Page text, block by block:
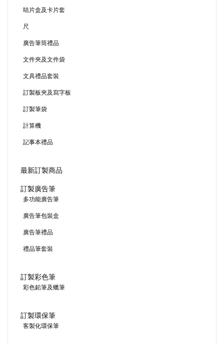
咭片盒及卡片套
尺
廣告筆筒禮品
文件夾及文件袋
文具禮品套裝
訂製板夾及寫字板
訂製筆袋
計算機
記事本禮品
最新訂製商品
訂製廣告筆
多功能廣告筆
廣告筆包裝盒
廣告筆禮品
禮品筆套裝
訂製彩色筆
彩色鉛筆及蠟筆
訂製環保筆
客製化環保筆